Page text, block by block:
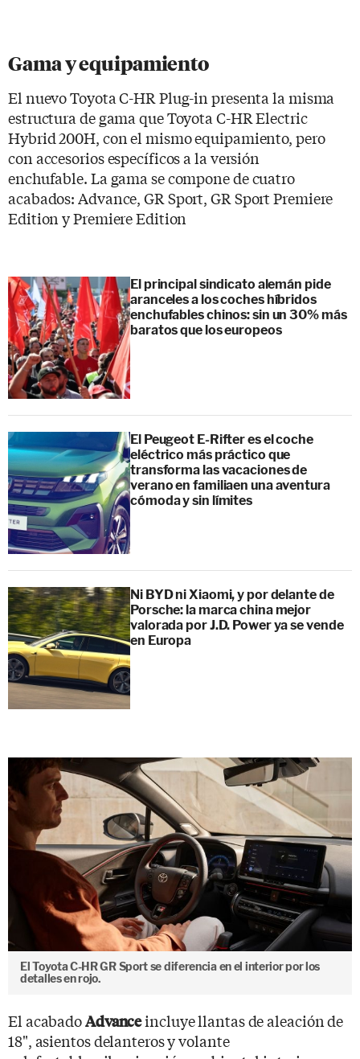
Gama y equipamiento
El nuevo Toyota C-HR Plug-in presenta la misma
estructura de gama que Toyota C-HR Electric
Hybrid 200H, con el mismo equipamiento, pero
con accesorios específicos a la versión
enchufable. La gama se compone de cuatro
acabados: Advance, GR Sport, GR Sport Premiere
Edition y Premiere Edition
El principal sindicato alemán pide
aranceles a los coches híbridos
enchufables chinos: sin un 30% más
baratos que los europeos
El Peugeot E-Rifter es el coche
eléctrico más práctico que
transforma las vacaciones de
verano en familiaen una aventura
cómoda y sin límites
Ni BYD ni Xiaomi, y por delante de
Porsche: la marca china mejor
valorada por J.D. Power ya se vende
en Europa
El Toyota C-HR GR Sport se diferencia en el interior por los
detalles en rojo.
El acabadoAdvanceincluye llantas de aleación de
18", asientos delanteros y volante